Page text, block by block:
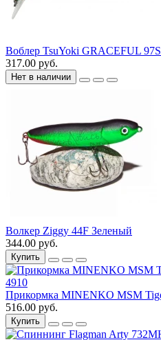
Воблер TsuYoki GRACEFUL
317.00 руб.
Нет в наличии
Волкер Ziggy 44F Зеленый
344.00 руб.
Купить
Прикормка MINENKO MSM
516.00 руб.
Купить